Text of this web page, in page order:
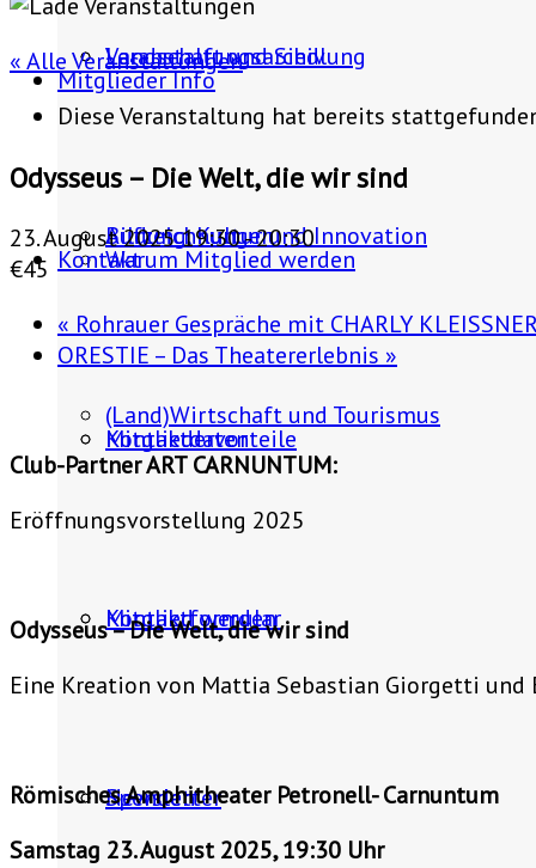
Landschaft und Siedlung
Bildung, Kultur und Innovation
(Land)Wirtschaft und Tourismus
Veranstaltungsarchiv
Aufzeichnungen
Mitglieder Info
Warum Mitglied werden
Mitgliedervorteile
Mitglied werden
Spenden
Kontakt
Kontaktdaten
Kontaktformular
Newsletter
« Alle Veranstaltungen
Diese Veranstaltung hat bereits
Odysseus – Die Welt, die wir sind
23. August 2025 19:30-20:30
€45
« Rohrauer Gespräche mit CHARLY
ORESTIE – Das Theatererlebnis »
Club-Partner ART CARNUNTUM:
Eröffnungsvorstellung 2025
Odysseus – Die Welt, die wir sind
Eine Kreation von Mattia Sebastian Giorgetti und
Römisches Amphitheater Petronell- Carnuntum
Samstag 23. August 2025, 19:30 Uhr